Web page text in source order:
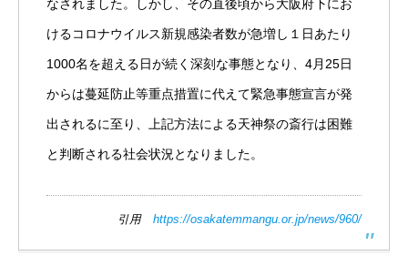
なされました。しかし、その直後頃から大阪府下にお
けるコロナウイルス新規感染者数が急増し１日あたり
1000名を超える日が続く深刻な事態となり、4月25日
からは蔓延防止等重点措置に代えて緊急事態宣言が発
出されるに至り、上記方法による天神祭の斎行は困難
と判断される社会状況となりました。
引用 https://osakatemmangu.or.jp/news/960/